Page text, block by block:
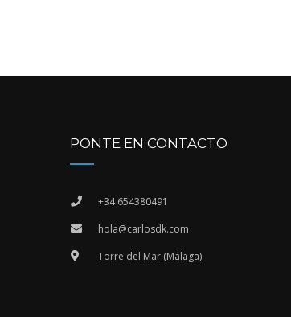
PONTE EN CONTACTO
+34 654380491
hola@carlosdk.com
Torre del Mar (Málaga)